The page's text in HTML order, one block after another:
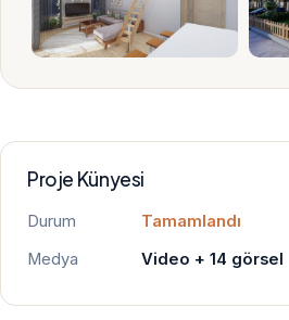
Proje Künyesi
Durum
Tamamlandı
Medya
Video + 14 görsel